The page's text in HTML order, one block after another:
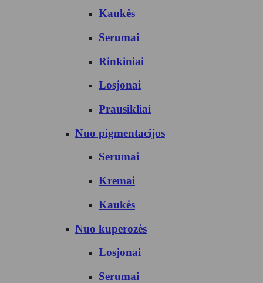
Kaukės
Serumai
Rinkiniai
Losjonai
Prausikliai
Nuo pigmentacijos
Serumai
Kremai
Kaukės
Nuo kuperozės
Losjonai
Serumai